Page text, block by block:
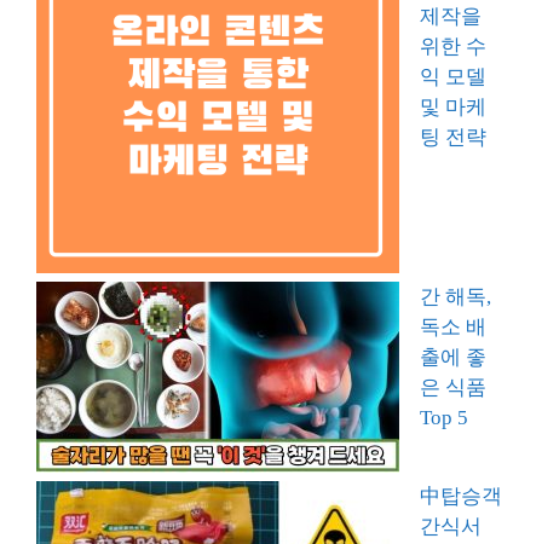
제작을
위한 수
익 모델
및 마케
팅 전략
간 해독,
독소 배
출에 좋
은 식품
Top 5
中탑승객
간식서